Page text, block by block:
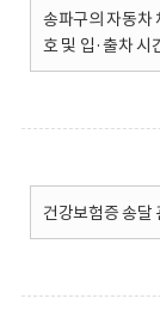
송파구의 자동차
호 및 입·출차 시
건강보험증 송달